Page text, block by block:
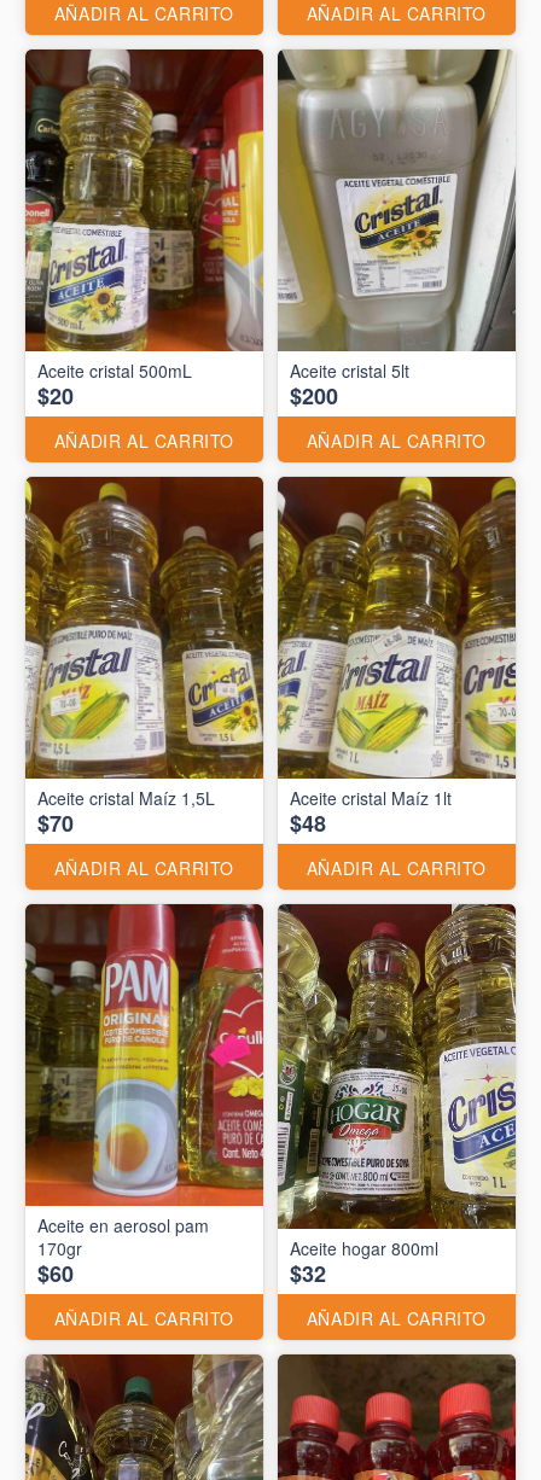
AÑADIR AL CARRITO AÑADIR AL CARRITO
Aceite cristal 500mL
$20
AÑADIR AL CARRITO
Aceite cristal 5lt
$200
AÑADIR AL CARRITO
Aceite cristal Maíz 1,5L
$70
AÑADIR AL CARRITO
Aceite cristal Maíz 1lt
$48
AÑADIR AL CARRITO
Aceite en aerosol pam
170gr
$60
AÑADIR AL CARRITO
Aceite hogar 800ml
$32
AÑADIR AL CARRITO